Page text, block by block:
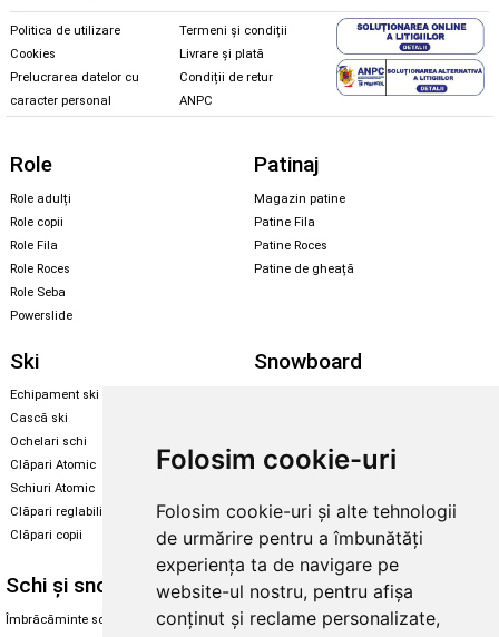
Folosim cookie-uri
Folosim cookie-uri și alte tehnologii
de urmărire pentru a îmbunătăți
experiența ta de navigare pe
website-ul nostru, pentru afișa
conținut și reclame personalizate,
Politica de utilizare
Cookies
Prelucrarea datelor cu
caracter personal
Termeni și condiții
Livrare și plată
Condiții de retur
ANPC
Role
Role adulți
Role copii
Role Fila
Role Roces
Role Seba
Powerslide
Patinaj
Magazin patine
Patine Fila
Patine Roces
Patine de gheață
Ski
Echipament ski
Cască ski
Ochelari schi
Clăpari Atomic
Schiuri Atomic
Clăpari reglabili
Clăpari copii
Snowboard
Santa Cruz
Enuff Skateboards
Schi și snowboard
Îmbrăcăminte schi și snowboard
Diverse
Cum aleg rolele